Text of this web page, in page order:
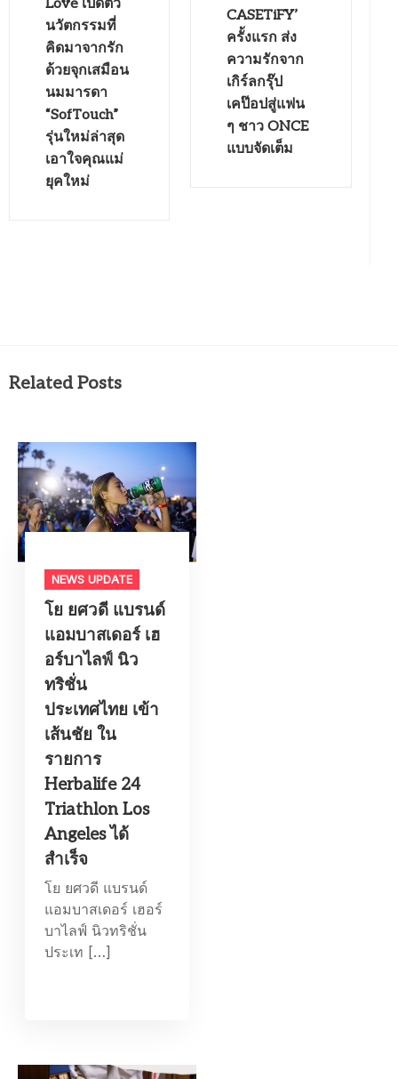
Love เปิดตัว
นวัตกรรมที่
คิดมาจากรัก
ด้วยจุกเสมือน
นมมารดา
“SofTouch”
รุ่นใหม่ล่าสุด
เอาใจคุณแม่
ยุคใหม่
CASETiFY’
ครั้งแรก ส่ง
ความรักจาก
เกิร์ลกรุ๊ป
เคป๊อปสู่แฟน
ๆ ชาว ONCE
แบบจัดเต็ม
Related Posts
NEWS UPDATE
โย ยศวดี แบรนด์
แอมบาสเดอร์ เฮ
อร์บาไลฟ์ นิว
ทริชั่น
ประเทศไทย เข้า
เส้นชัย ใน
รายการ
Herbalife 24
Triathlon Los
Angeles ได้
สำเร็จ
โย ยศวดี แบรนด์
แอมบาสเดอร์ เฮอร์
บาไลฟ์ นิวทริชั่น
ประเท […]